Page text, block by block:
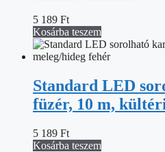
5 189 Ft
Kosárba teszem
Standard LED
füzér, 10 m,
5 189 Ft
Kosárba teszem